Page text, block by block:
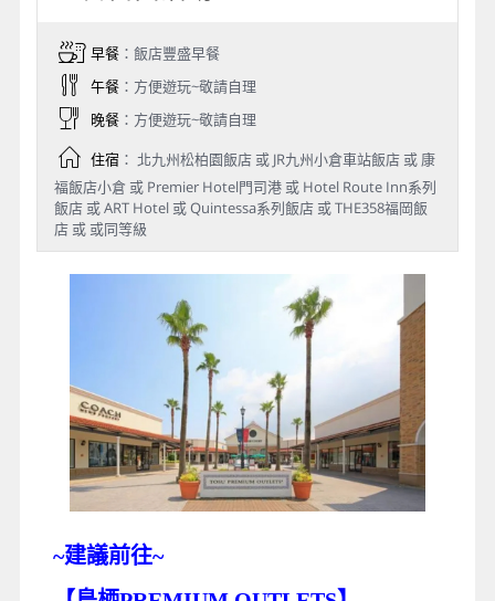
早餐：飯店豐盛早餐
午餐：方便遊玩~敬請自理
晚餐：方便遊玩~敬請自理
住宿： 北九州松柏園飯店 或 JR九州小倉車站飯店 或 康
福飯店小倉 或 Premier Hotel門司港 或 Hotel Route Inn系列
飯店 或 ART Hotel 或 Quintessa系列飯店 或 THE358福岡飯
店 或 或同等級
~建議前往~